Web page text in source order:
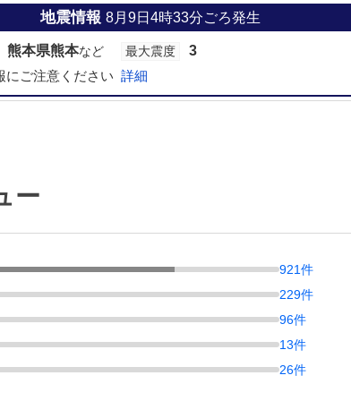
地震情報 8月9日4時33分ごろ発生
熊本県熊本など 最大震度
3
にご注意ください 詳細
ー
921件
229件
96件
13件
26件